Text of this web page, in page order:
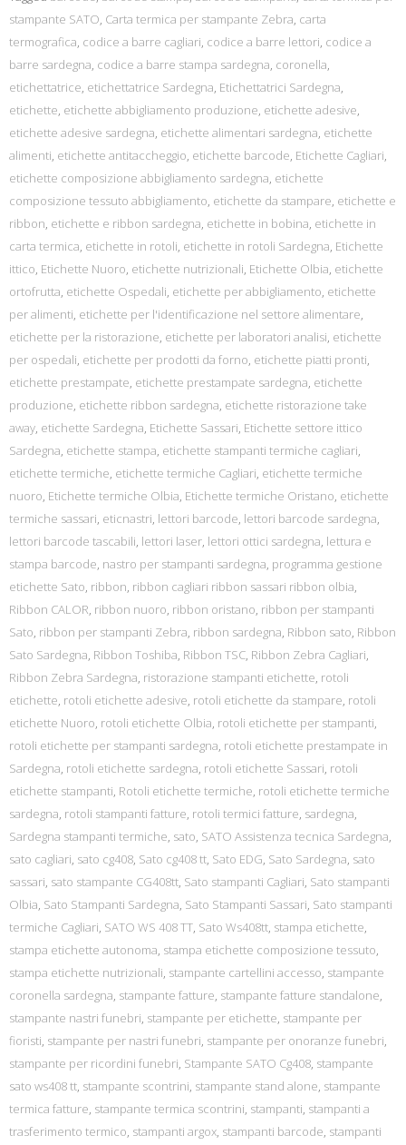
stampante SATO, Carta termica per stampante Zebra, carta
termografica, codice a barre cagliari, codice a barre lettori, codice a
barre sardegna, codice a barre stampa sardegna, coronella,
etichettatrice, etichettatrice Sardegna, Etichettatrici Sardegna,
etichette, etichette abbigliamento produzione, etichette adesive,
etichette adesive sardegna, etichette alimentari sardegna, etichette
alimenti, etichette antitaccheggio, etichette barcode, Etichette Cagliari,
etichette composizione abbigliamento sardegna, etichette
composizione tessuto abbigliamento, etichette da stampare, etichette e
ribbon, etichette e ribbon sardegna, etichette in bobina, etichette in
carta termica, etichette in rotoli, etichette in rotoli Sardegna, Etichette
ittico, Etichette Nuoro, etichette nutrizionali, Etichette Olbia, etichette
ortofrutta, etichette Ospedali, etichette per abbigliamento, etichette
per alimenti, etichette per l'identificazione nel settore alimentare,
etichette per la ristorazione, etichette per laboratori analisi, etichette
per ospedali, etichette per prodotti da forno, etichette piatti pronti,
etichette prestampate, etichette prestampate sardegna, etichette
produzione, etichette ribbon sardegna, etichette ristorazione take
away, etichette Sardegna, Etichette Sassari, Etichette settore ittico
Sardegna, etichette stampa, etichette stampanti termiche cagliari,
etichette termiche, etichette termiche Cagliari, etichette termiche
nuoro, Etichette termiche Olbia, Etichette termiche Oristano, etichette
termiche sassari, eticnastri, lettori barcode, lettori barcode sardegna,
lettori barcode tascabili, lettori laser, lettori ottici sardegna, lettura e
stampa barcode, nastro per stampanti sardegna, programma gestione
etichette Sato, ribbon, ribbon cagliari ribbon sassari ribbon olbia,
Ribbon CALOR, ribbon nuoro, ribbon oristano, ribbon per stampanti
Sato, ribbon per stampanti Zebra, ribbon sardegna, Ribbon sato, Ribbon
Sato Sardegna, Ribbon Toshiba, Ribbon TSC, Ribbon Zebra Cagliari,
Ribbon Zebra Sardegna, ristorazione stampanti etichette, rotoli
etichette, rotoli etichette adesive, rotoli etichette da stampare, rotoli
etichette Nuoro, rotoli etichette Olbia, rotoli etichette per stampanti,
rotoli etichette per stampanti sardegna, rotoli etichette prestampate in
Sardegna, rotoli etichette sardegna, rotoli etichette Sassari, rotoli
etichette stampanti, Rotoli etichette termiche, rotoli etichette termiche
sardegna, rotoli stampanti fatture, rotoli termici fatture, sardegna,
Sardegna stampanti termiche, sato, SATO Assistenza tecnica Sardegna,
sato cagliari, sato cg408, Sato cg408 tt, Sato EDG, Sato Sardegna, sato
sassari, sato stampante CG408tt, Sato stampanti Cagliari, Sato stampanti
Olbia, Sato Stampanti Sardegna, Sato Stampanti Sassari, Sato stampanti
termiche Cagliari, SATO WS 408 TT, Sato Ws408tt, stampa etichette,
stampa etichette autonoma, stampa etichette composizione tessuto,
stampa etichette nutrizionali, stampante cartellini accesso, stampante
coronella sardegna, stampante fatture, stampante fatture standalone,
stampante nastri funebri, stampante per etichette, stampante per
fioristi, stampante per nastri funebri, stampante per onoranze funebri,
stampante per ricordini funebri, Stampante SATO Cg408, stampante
sato ws408 tt, stampante scontrini, stampante stand alone, stampante
termica fatture, stampante termica scontrini, stampanti, stampanti a
trasferimento termico, stampanti argox, stampanti barcode, stampanti